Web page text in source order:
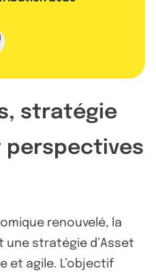
stratégie
perspectives
renouvelé, la
une stratégie d’Asset
et agile. L’objectif